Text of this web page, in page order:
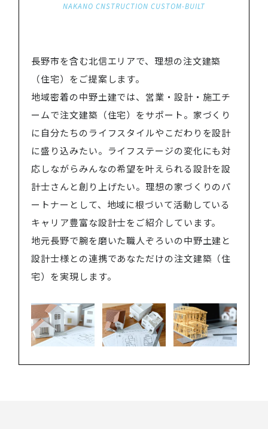
NAKANO CNSTRUCTION CUSTOM-BUILT
長野市を含む北信エリアで、理想の注文建築
（住宅）をご提案します。
地域密着の中野土建では、営業・設計・施工チ
ームで注文建築（住宅）をサポート。家づくり
に自分たちのライフスタイルやこだわりを設計
に盛り込みたい。ライフステージの変化にも対
応しながらみんなの希望を叶えられる設計を設
計士さんと創り上げたい。理想の家づくりのパ
ートナーとして、地域に根づいて活動している
キャリア豊富な設計士をご紹介しています。
地元長野で腕を磨いた職人ぞろいの中野土建と
設計士様との連携であなただけの注文建築（住
宅）を実現します。